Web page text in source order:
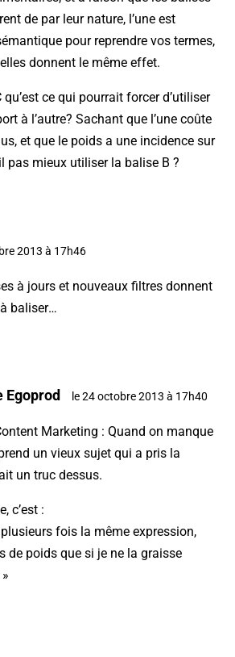
de par leur nature, l’une est
pour reprendre vos termes,
donnent le même effet.
ce qui pourrait forcer d’utiliser
à l’autre? Sachant que l’une coûte
et que le poids a une incidence sur
pas mieux utiliser la balise B ?
2013 à 17h46
à jours et nouveaux filtres donnent
baliser…
Egoprod le 24 octobre 2013 à 17h40
Marketing : Quand on manque
un vieux sujet qui a pris la
un truc dessus.
c’est :
fois la même expression,
de poids que si je ne la graisse